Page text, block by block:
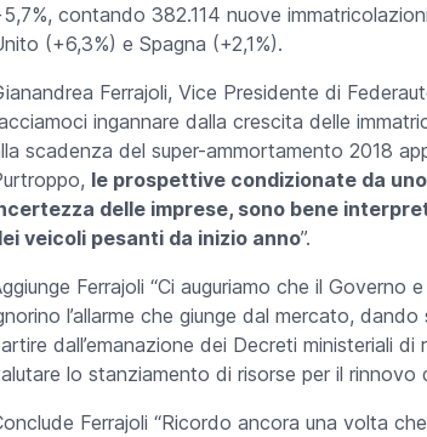
contando 382.114 nuove
(+6,3%) e Spagna (+2,1%).
Ferrajoli, Vice Presidente di
ingannare dalla crescita delle
scadenza del super-ammortamento 2018
le prospettive condizionate da
delle imprese, sono bene
veicoli pesanti da inizio anno”.
Ferrajoli “Ci auguriamo che il
l’allarme che giunge dal mercato,
dall’emanazione dei Decreti ministeriali
lo stanziamento di risorse per il rinnovo
Ferrajoli “Ricordo ancora una volta